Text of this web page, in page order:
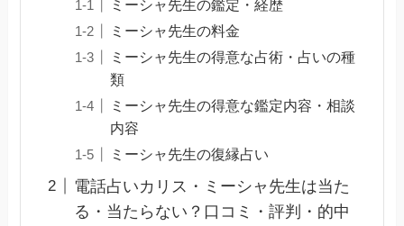
ミーシャ先生の鑑定・経歴
ミーシャ先生の料金
ミーシャ先生の得意な占術・占いの種
類
ミーシャ先生の得意な鑑定内容・相談
内容
ミーシャ先生の復縁占い
電話占いカリス・ミーシャ先生は当た
る・当たらない？口コミ・評判・的中